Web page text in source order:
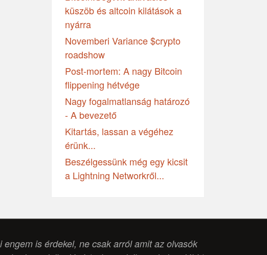
küszöb és altcoin kilátások a
nyárra
Novemberi Variance $crypto
roadshow
Post-mortem: A nagy Bitcoin
flippening hétvége
Nagy fogalmatlanság határozó
- A bevezető
Kitartás, lassan a végéhez
érünk...
Beszélgessünk még egy kicsit
a Lightning Networkről...
is érdekel, ne csak arról amit az olvasók